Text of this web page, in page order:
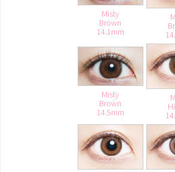
Misty
Brown
14.1mm
Misty
Brown
14.5mm